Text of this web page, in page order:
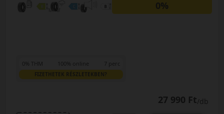
0%
0% THM 100% online 7 perc
FIZETHETEK RÉSZLETEKBEN?
27 990 Ft/db